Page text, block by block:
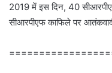
2019 में इस दिन, 40
सीआरपीएफ काफिले पर